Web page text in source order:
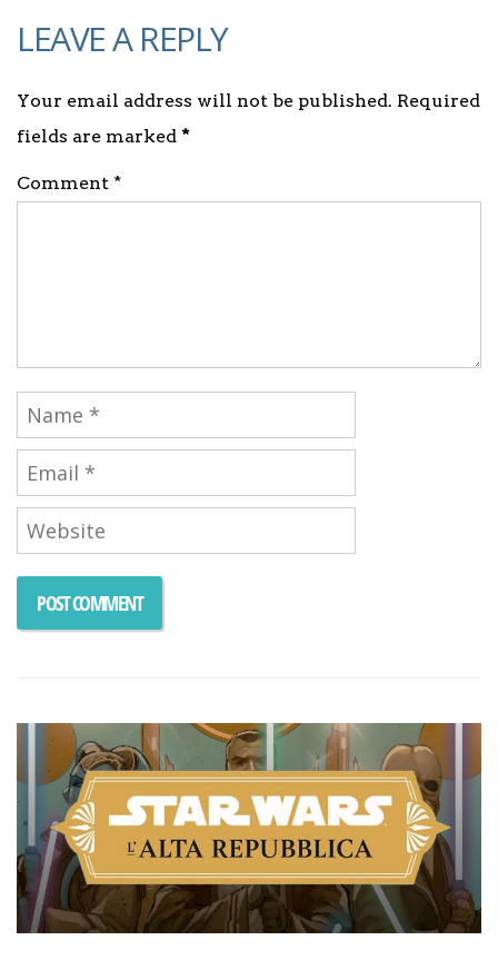
LEAVE A REPLY
Your email address will not be published. Required
fields are marked *
Comment *